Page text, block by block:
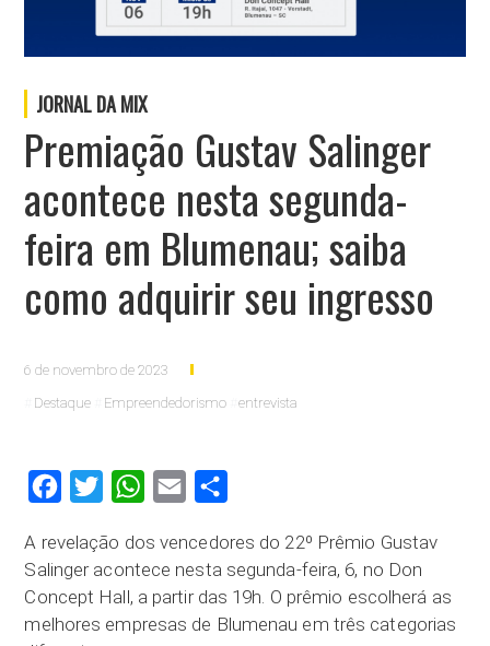
JORNAL DA MIX
Premiação Gustav Salinger
acontece nesta segunda-
feira em Blumenau; saiba
como adquirir seu ingresso
6 de novembro de 2023
Destaque
Empreendedorismo entrevista
FacebookTwitter WhatsApp
Email
A revelação dos vencedores do 22º Prêmio Gustav
Salinger acontece nesta segunda-feira, 6, no Don
Concept Hall, a partir das 19h. O prêmio escolherá as
melhores empresas de Blumenau em três categorias